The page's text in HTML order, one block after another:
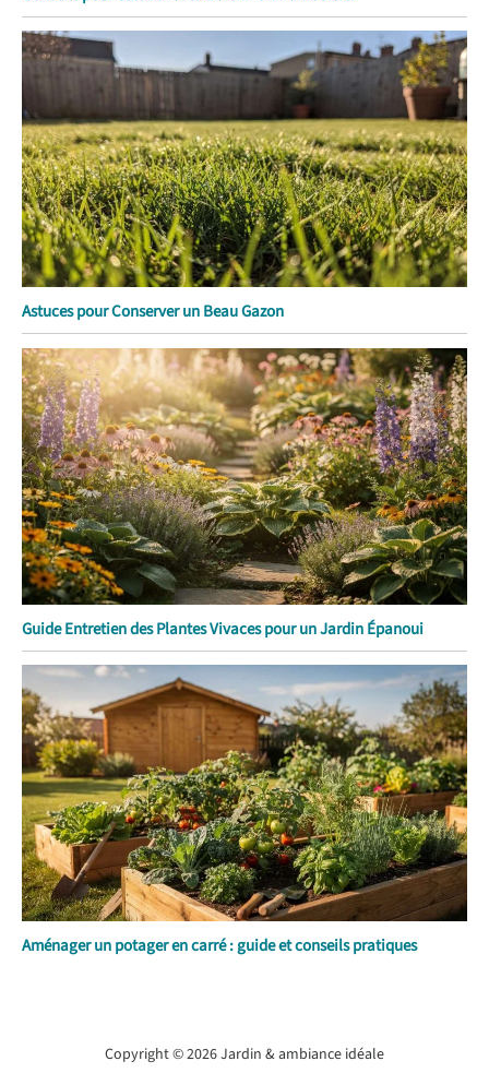
Astuces pour Conserver un Beau Gazon
Guide Entretien des Plantes Vivaces pour un Jardin Épanoui
Aménager un potager en carré : guide et conseils pratiques
Copyright © 2026 Jardin & ambiance idéale